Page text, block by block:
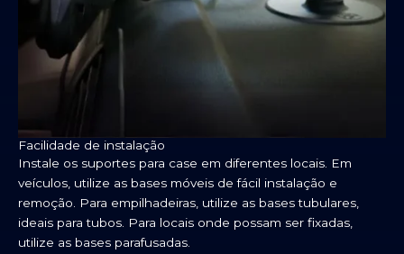
Facilidade de instalação
Instale os suportes para case em diferentes locais. Em
veículos, utilize as bases móveis de fácil instalação e
remoção. Para empilhadeiras, utilize as bases tubulares,
ideais para tubos. Para locais onde possam ser fixadas,
utilize as bases parafusadas.